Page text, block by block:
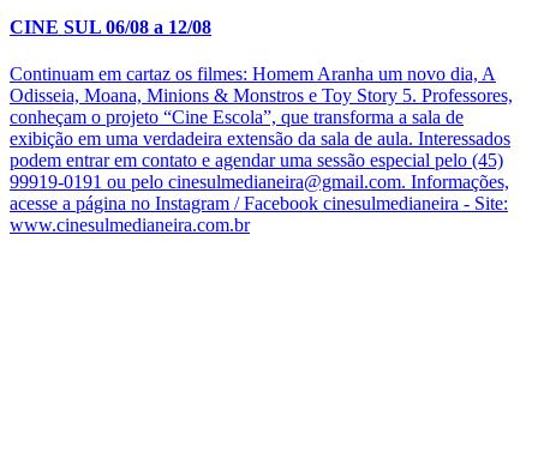
CINE SUL 06/08 a 12/08
Continuam em cartaz os filmes: Homem Aranha um novo dia, A
Odisseia, Moana, Minions & Monstros e Toy Story 5. Professores,
conheçam o projeto “Cine Escola”, que transforma a sala de
exibição em uma verdadeira extensão da sala de aula. Interessados
podem entrar em contato e agendar uma sessão especial pelo (45)
99919-0191 ou pelo cinesulmedianeira@gmail.com. Informações,
acesse a página no Instagram / Facebook cinesulmedianeira - Site:
www.cinesulmedianeira.com.br